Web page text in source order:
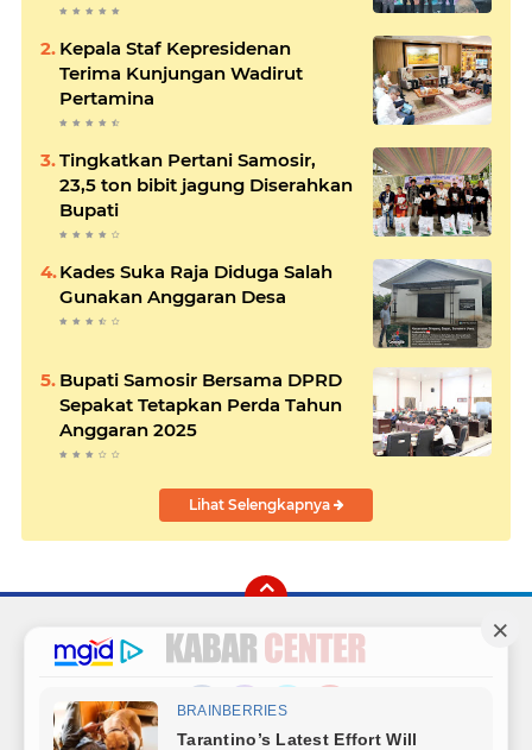
Kepala Staf Kepresidenan
Terima Kunjungan Wadirut
Pertamina
Tingkatkan Pertani Samosir,
23,5 ton bibit jagung Diserahkan
Bupati
Kades Suka Raja Diduga Salah
Gunakan Anggaran Desa
Bupati Samosir Bersama DPRD
Sepakat Tetapkan Perda Tahun
Anggaran 2025
Lihat Selengkapnya
FacebookInstagram
TwitterYouTube